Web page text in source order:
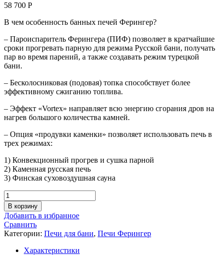
58 700 Р
В чем особенность банных печей Ферингер?
– Пароиспаритель Ферингера (ПИФ) позволяет в кратчайшие
сроки прогревать парную для режима Русской бани, получать
пар во время парений, а также создавать режим турецкой
бани.
– Бесколосниковая (подовая) топка способствует более
эффективному сжиганию топлива.
– Эффект «Vortex» направляет всю энергию сгорания дров на
нагрев большого количества камней.
– Опция «продувки каменки» позволяет использовать печь в
трех режимах:
1) Конвекционный прогрев и сушка парной
2) Каменная русская печь
3) Финская суховоздушная сауна
Количество
товара
Печь
для
бани
Ферингер
Малютка
В корзину
Добавить в избранное
Сравнить
Категории: Печи для бани, Печи Ферингер
Характеристики